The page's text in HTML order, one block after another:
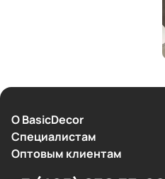
О BasicDecor
Cпециалистам
Оптовым клиентам